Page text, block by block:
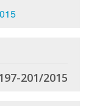
201/2015